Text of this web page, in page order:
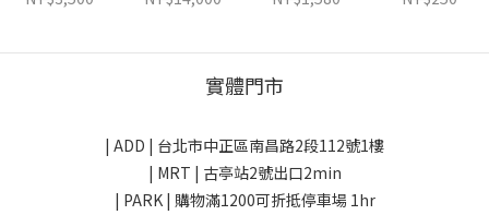
實體門市
| ADD | 台北市中正區南昌路2段112號1樓
| MRT | 古亭站2號出口2min
| PARK | 購物滿1200可折抵停車場 1hr